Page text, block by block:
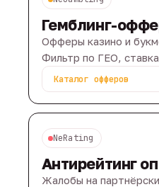
Гемблинг-
Офферы казино и
Фильтр по ГЕО,
Каталог офферов
NeRating
Антирейтинг
Жалобы на